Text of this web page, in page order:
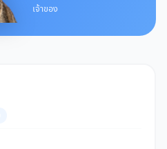
เจ้าของ